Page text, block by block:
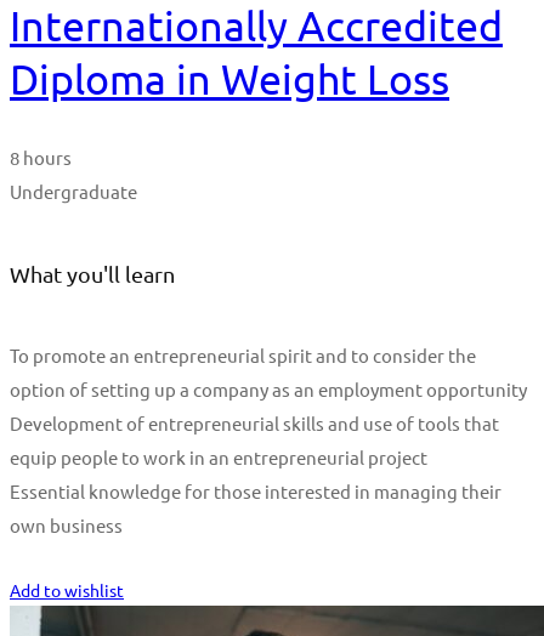
Internationally Accredited
Diploma in Weight Loss
8 hours
Undergraduate
What you'll learn
To promote an entrepreneurial spirit and to consider the
option of setting up a company as an employment opportunity
Development of entrepreneurial skills and use of tools that
equip people to work in an entrepreneurial project
Essential knowledge for those interested in managing their
own business
Add to wishlist